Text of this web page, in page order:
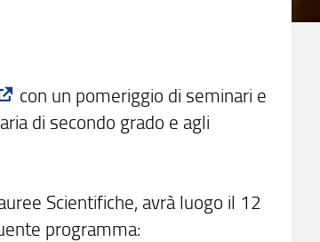
con un pomeriggio di seminari e
di secondo grado e agli
Scientifiche, avrà luogo il 12
programma: